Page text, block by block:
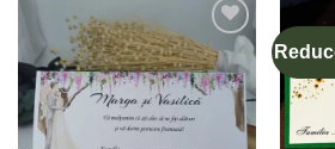
Add to
wishlist